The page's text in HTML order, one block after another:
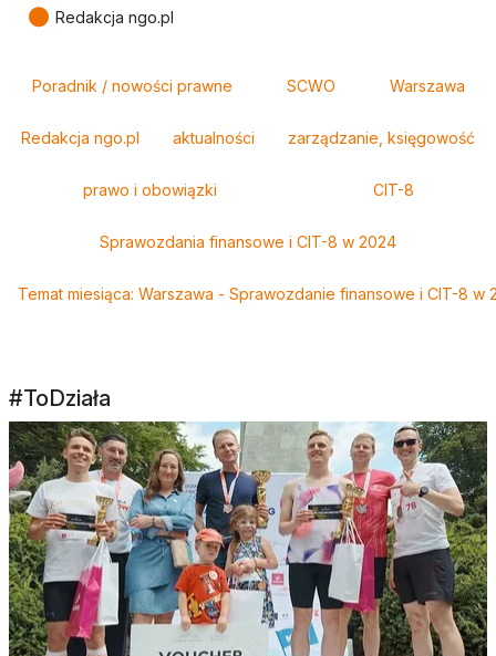
● Redakcja ngo.pl
Poradnik / nowości prawne SCWO Warszawa
Redakcja ngo.pl aktualności zarządzanie, księgowość
prawo i obowiązki CIT-8
Sprawozdania finansowe i CIT-8 w 2024
Temat miesiąca: Warszawa - Sprawozdanie finansowe i CIT-8 w
#ToDziała